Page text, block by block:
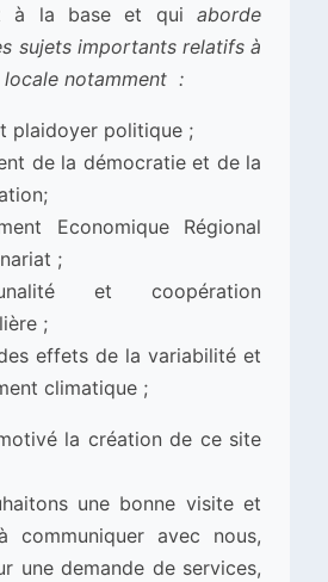
à la base et qui aborde
sujets importants relatifs à
locale notamment :
plaidoyer politique ;
de la démocratie et de la
Economique Régional
;
et coopération
;
effets de la variabilité et
climatique ;
la création de ce site
une bonne visite et
communiquer avec nous,
une demande de services,